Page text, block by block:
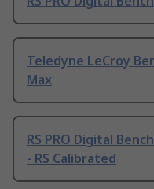
Teledyne LeCroy
Max
RS PRO Digital
- RS Calibrated